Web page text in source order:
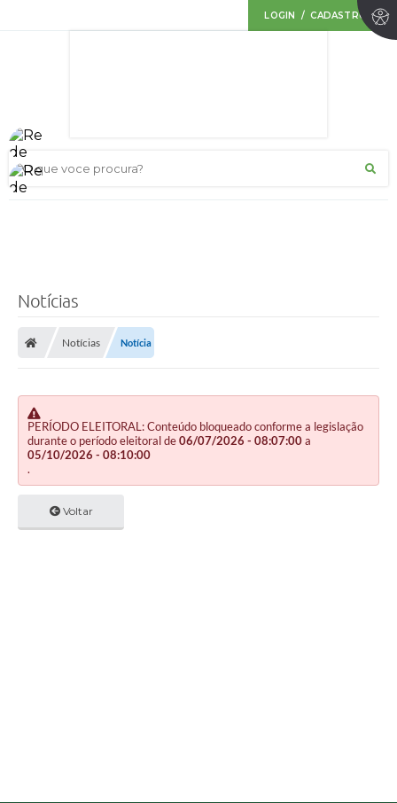
LOGIN / CADASTRO
O que voce procura?
Notícias
Notícias Notícia
PERÍODO ELEITORAL: Conteúdo bloqueado conforme a legislação
durante o período eleitoral de06/07/2026 - 08:07:00a
05/10/2026 - 08:10:00
.
Voltar